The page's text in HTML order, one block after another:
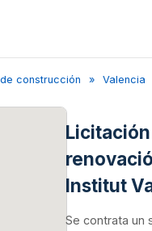
construcción Valencia
Institut
Se contrata un